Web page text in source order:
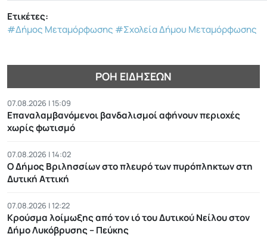
Ετικέτες:
#Δήμος Μεταμόρφωσης #Σχολεία Δήμου Μεταμόρφωσης
ΡΟΉ ΕΙΔΉΣΕΩΝ
07.08.2026 | 15:09
Επαναλαμβανόμενοι βανδαλισμοί αφήνουν περιοχές
χωρίς φωτισμό
07.08.2026 | 14:02
Ο Δήμος Βριλησσίων στο πλευρό των πυρόπληκτων στη
Δυτική Αττική
07.08.2026 | 12:22
Κρούσμα λοίμωξης από τον ιό του Δυτικού Νείλου στον
Δήμο Λυκόβρυσης – Πεύκης